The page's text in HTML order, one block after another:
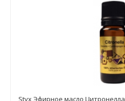
Styx Эфирное масло Цитронелла